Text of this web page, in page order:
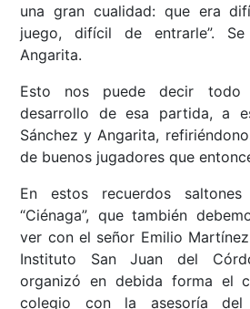
una gran cualidad: que era
juego, difícil de entrarle”.
Angarita.
Esto nos puede decir todo
desarrollo de esa partida, a
Sánchez y Angarita,
de buenos jugadores que
En estos recuerdos
“Ciénaga”, que también
ver con el señor Emilio
Instituto San Juan del
organizó en debida forma el
colegio con la asesoría